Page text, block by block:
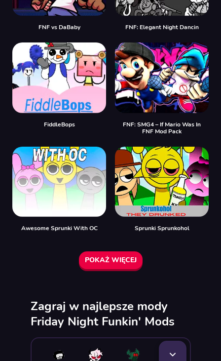
FNF vs DaBaby FNF: Elegant Night Dancin
FiddleBops
FNF: SMG4 – If Mario Was In
FNF Mod Pack
Awesome Sprunki With OC Sprunki Sprunkohol
POKAŻ WIĘCEJ
Zagraj w najlepsze mody
Friday Night Funkin' Mods